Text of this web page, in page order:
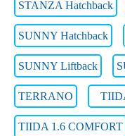
STANZA Hatchback
SUNNY Hatchback
SUNNY Liftback
TERRANO
TIIDA 1.6 COMFORT